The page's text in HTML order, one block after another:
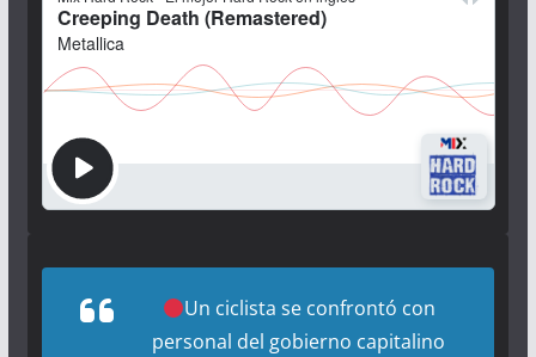
Un ciclista se confrontó con
personal del gobierno capitalino